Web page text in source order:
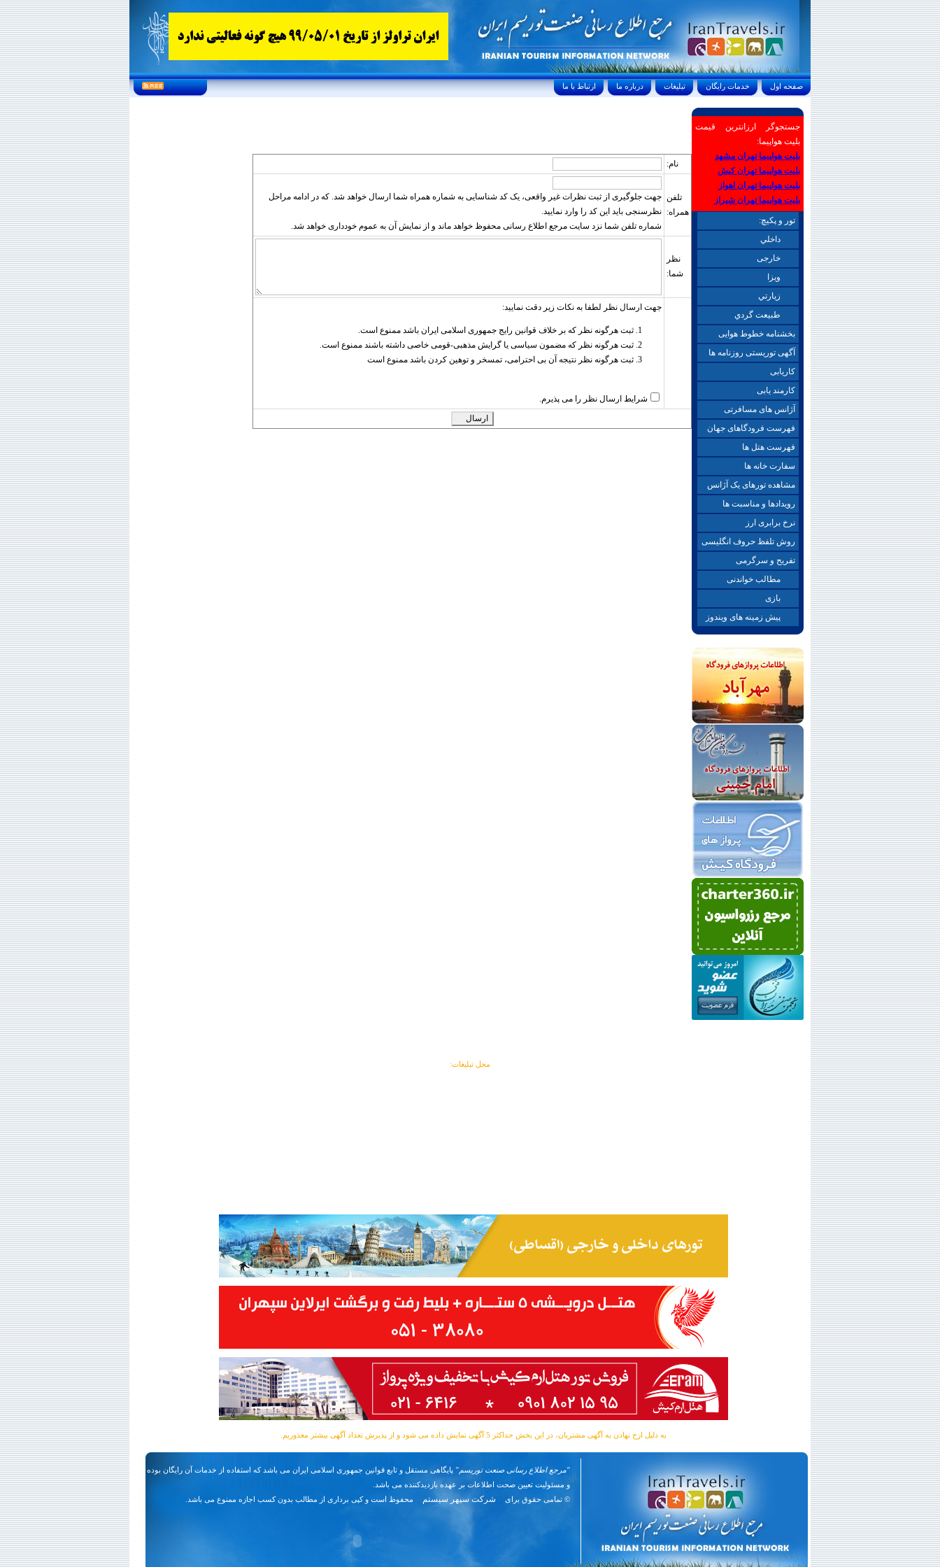
ارتباط با ما درباره ما تبليغات خدمات رايگان صفحه اول
نام:
تلفن
همراه:
جهت جلوگیری از ثبت نظرات غیر واقعی، یک کد شناسایی به شماره همراه شما ارسال خواهد شد. که در ادامه مراحل
نظرسنجی باید این کد را وارد نمایید.
شماره تلفن شما نزد سایت مرجع اطلاع رسانی محفوظ خواهد ماند و از نمایش آن به عموم خودداری خواهد شد.
نظر
شما:
جهت ارسال نظر لطفا به نکات زیر دقت نمایید:
ثبت هرگونه نظر که بر خلاف قوانین رایج جمهوری اسلامی ایران باشد ممنوع است.
ثبت هرگونه نظر که مضمون سیاسی یا گرایش مذهبی-قومی خاصی داشته باشند ممنوع است.
ثبت هرگونه نظر نتیجه آن بی احترامی، تمسخر و توهین کردن باشد ممنوع است
شرایط ارسال نظر را می پذیرم.
جستجوگر ارزانترین قیمت
بلیت هواپیما:
بلیت هواپیما تهران مشهد
بلیت هواپیما تهران کیش
بلیت هواپیما تهران اهواز
بلیت هواپیما تهران شیراز
تور و پکیچ:
داخلي
خارجی
ويزا
زيارتي
طبيعت گردي
بخشنامه خطوط هوایی
آگهی توریستی روزنامه ها
کاریابی
کارمند یابی
آژانس های مسافرتی
فهرست فرودگاهای جهان
فهرست هتل ها
سفارت خانه ها
مشاهده تورهای یک آژانس
رویدادها و مناسبت ها
نرخ برابری ارز
روش تلفظ حروف انگلیسی
تفریح و سرگرمی
مطالب خواندنی
بازی
پیش زمینه های ویندوز
محل تبلیغات:
به دلیل ارج نهادن به آگهی مشتریان، در این بخش حداکثر 5 آگهی نمایش داده می شود و از پذیرش تعداد آگهی بیشتر معذوریم.
"مرجع اطلاع رسانی صنعت توریسم" پایگاهی مستقل و تابع قوانین جمهوری اسلامی ایران می باشد که استفاده از خدمات آن رایگان بوده
و مسئوليت تعیین صحت اطلاعات بر عهده بازدیدکننده می باشد.
© تمامی حقوق برای
شرکت سپهر سیستم محفوظ است و کپی برداری از مطالب بدون کسب اجازه ممنوع می باشد.